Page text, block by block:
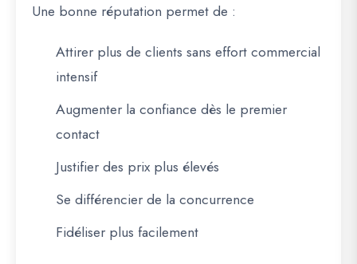
Une bonne réputation permet de :
Attirer plus de clients sans effort commercial
intensif
Augmenter la confiance dès le premier
contact
Justifier des prix plus élevés
Se différencier de la concurrence
Fidéliser plus facilement